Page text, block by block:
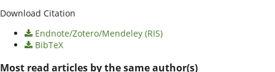
Download Citation
Endnote/Zotero/Mendeley (RIS)
BibTeX
Most read articles by the same author(s)